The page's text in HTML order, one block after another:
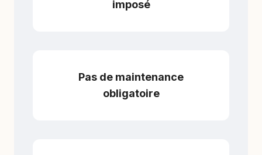
imposé
Pas de maintenance
obligatoire